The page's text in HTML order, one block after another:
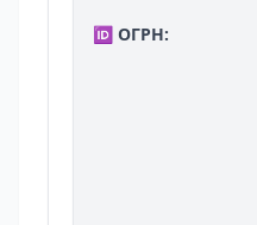
🆔 ОГРН: